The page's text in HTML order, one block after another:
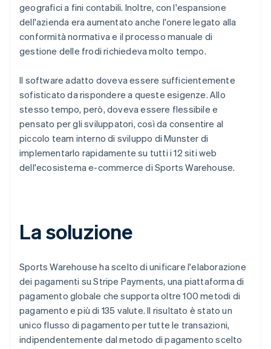
geografici a fini contabili. Inoltre, con l'espansione
dell'azienda era aumentato anche l'onere legato alla
conformità normativa e il processo manuale di
gestione delle frodi richiedeva molto tempo.
Il software adatto doveva essere sufficientemente
sofisticato da rispondere a queste esigenze. Allo
stesso tempo, però, doveva essere flessibile e
pensato per gli sviluppatori, così da consentire al
piccolo team interno di sviluppo di Munster di
implementarlo rapidamente su tutti i 12 siti web
dell'ecosistema e-commerce di Sports Warehouse.
La soluzione
Sports Warehouse ha scelto di unificare l'elaborazione
dei pagamenti su Stripe Payments, una piattaforma di
pagamento globale che supporta oltre 100 metodi di
pagamento e più di 135 valute. Il risultato è stato un
unico flusso di pagamento per tutte le transazioni,
indipendentemente dal metodo di pagamento scelto